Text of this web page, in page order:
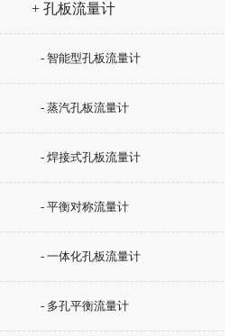
+ 孔板流量计
- 智能型孔板流量计
- 蒸汽孔板流量计
- 焊接式孔板流量计
- 平衡对称流量计
- 一体化孔板流量计
- 多孔平衡流量计